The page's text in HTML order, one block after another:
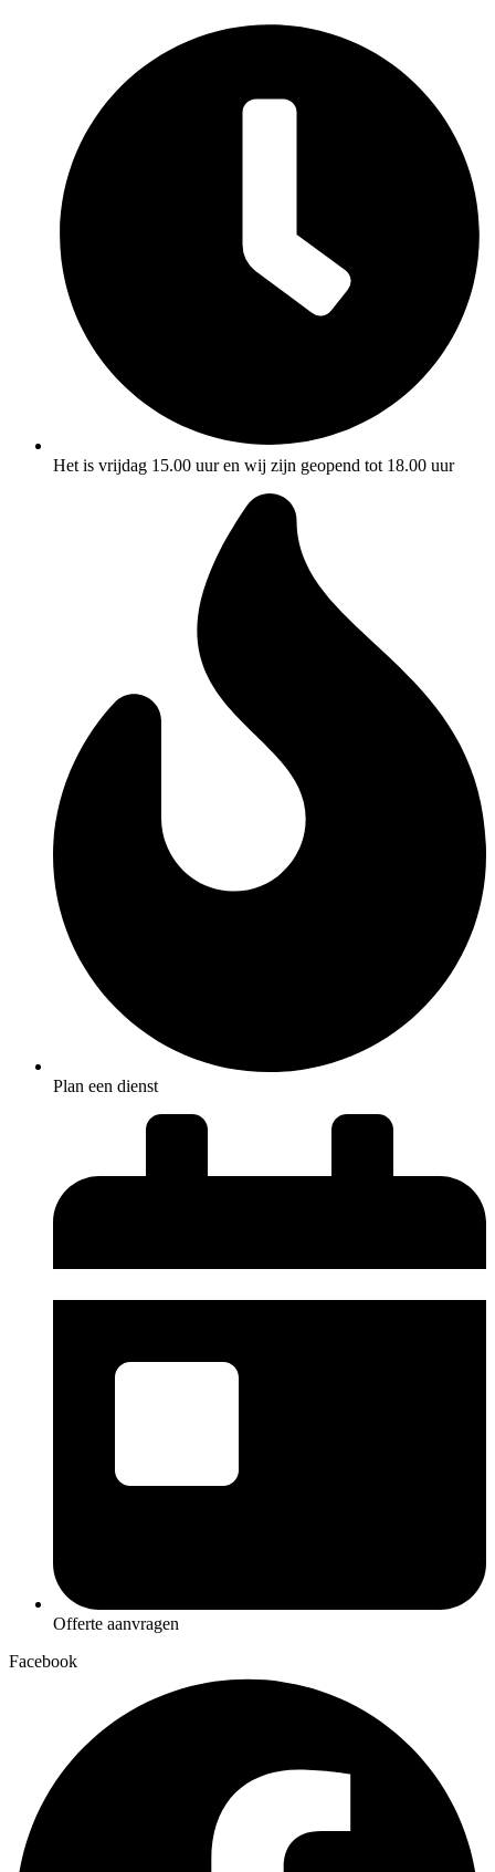
Het is vrijdag 15.00 uur en wij zijn geopend tot 18.00 uur
Plan een dienst
Offerte aanvragen
Facebook